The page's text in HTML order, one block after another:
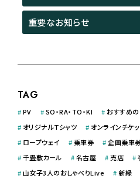
重要なお知らせ
TAG
#PV #SO・RA・TO・KI #おすすめの
# オリジナルＴシャツ # オンラインチケッ
# ロープウェイ # 乗車券 #企画乗車
#千畳敷カール #名古屋 #売店 #
#山女子3人のおしゃべりLive # 新緑